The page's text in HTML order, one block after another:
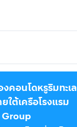
นน์ เซ็นเตอร์ ชั้น
ด (สำนักงานใหญ่)
งคอนโดหรูริมทะเล
ใต้เครือโรงแรม